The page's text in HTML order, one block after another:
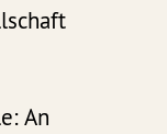
An